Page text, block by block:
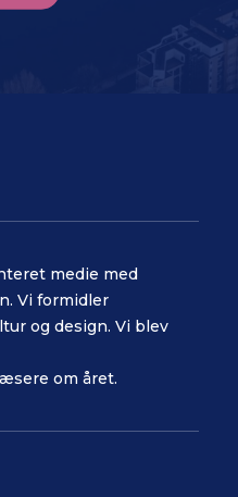
medie med
Vi formidler
og design. Vi blev
om året.